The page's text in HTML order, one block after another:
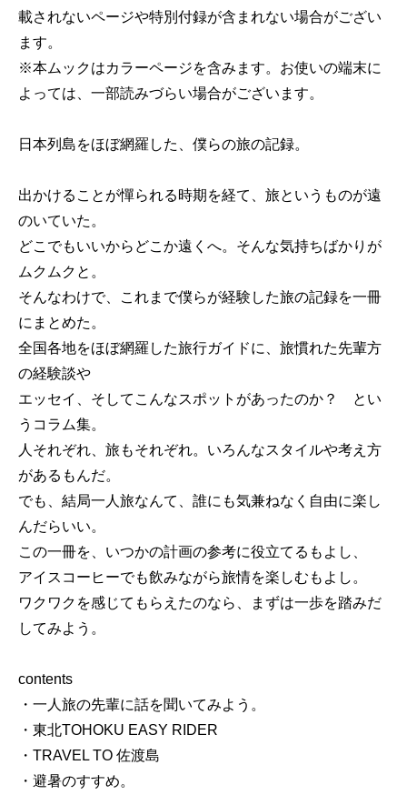
載されないページや特別付録が含まれない場合がござい
ます。
※本ムックはカラーページを含みます。お使いの端末に
よっては、一部読みづらい場合がございます。
日本列島をほぼ網羅した、僕らの旅の記録。
出かけることが憚られる時期を経て、旅というものが遠
のいていた。
どこでもいいからどこか遠くへ。そんな気持ちばかりが
ムクムクと。
そんなわけで、これまで僕らが経験した旅の記録を一冊
にまとめた。
全国各地をほぼ網羅した旅行ガイドに、旅慣れた先輩方
の経験談や
エッセイ、そしてこんなスポットがあったのか？ とい
うコラム集。
人それぞれ、旅もそれぞれ。いろんなスタイルや考え方
があるもんだ。
でも、結局一人旅なんて、誰にも気兼ねなく自由に楽し
んだらいい。
この一冊を、いつかの計画の参考に役立てるもよし、
アイスコーヒーでも飲みながら旅情を楽しむもよし。
ワクワクを感じてもらえたのなら、まずは一歩を踏みだ
してみよう。
contents
・一人旅の先輩に話を聞いてみよう。
・東北TOHOKU EASY RIDER
・TRAVEL TO 佐渡島
・避暑のすすめ。